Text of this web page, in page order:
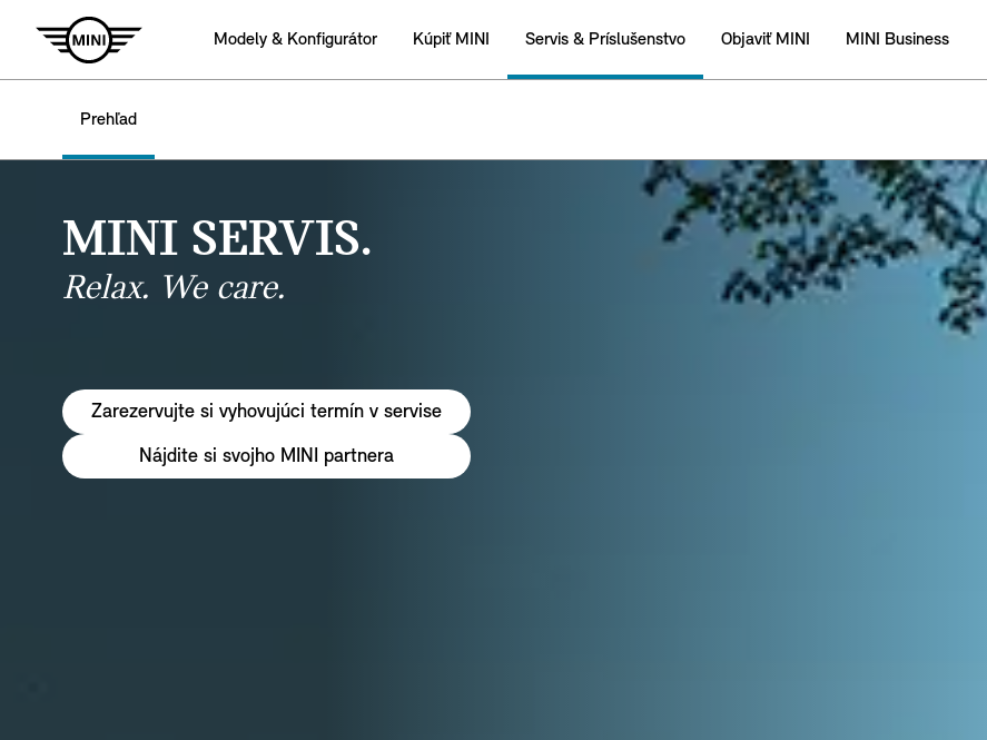
Modely & Konfigurátor Kúpiť MINI Servis & Príslušenstvo Objaviť MINI MINI Business
Prehľad
MINI SERVIS.
Relax. We care.
Zarezervujte si vyhovujúci termín v servise
Nájdite si svojho MINI partnera